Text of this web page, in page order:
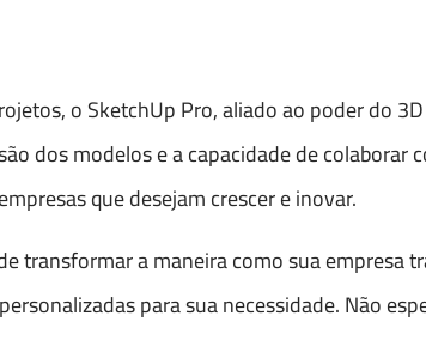
o SketchUp Pro, aliado ao poder do
dos modelos e a capacidade de colaborar
que desejam crescer e inovar.
transformar a maneira como sua empresa
para sua necessidade. Não